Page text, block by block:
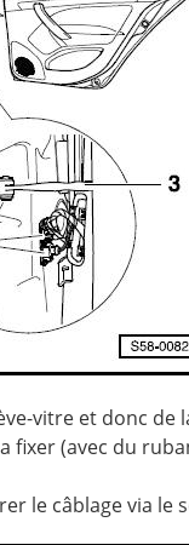
vitre et donc de
fixer (avec du
le câblage via le